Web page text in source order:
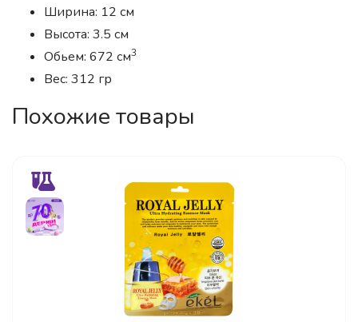
Ширина: 12 см
Высота: 3.5 см
Обьем: 672 см3
Вес: 312 гр
Похожие товары